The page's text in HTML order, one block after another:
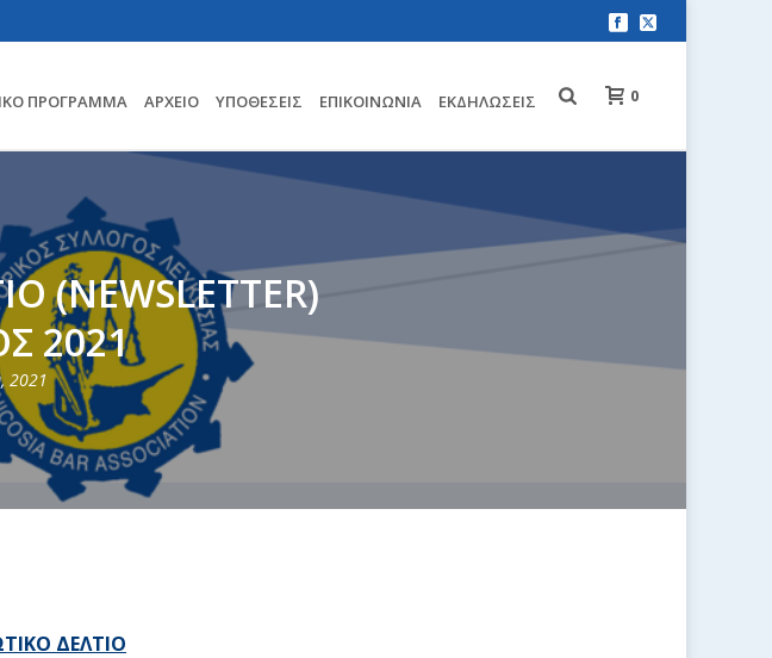
ΠΡΌΓΡΑΜΜΑ ΑΡΧΕΊΟ ΥΠΟΘΈΣΕΙΣ EΠΙΚΟΙΝΩΝΊΑ ΕΚΔΗΛΏΣΕΙΣ 0
(NEWSLETTER)
2021
2021
ΔΕΛΤΙΟ